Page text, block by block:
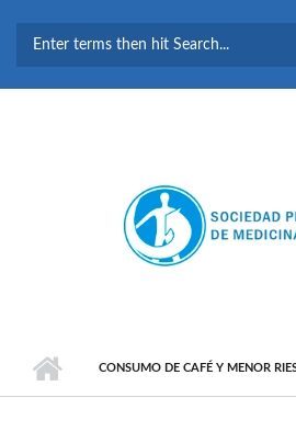
BÚSQUEDA
CONSUMO DE CAFÉ Y MENOR